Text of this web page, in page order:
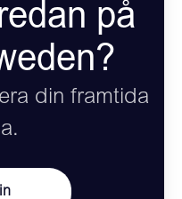
på
din framtida